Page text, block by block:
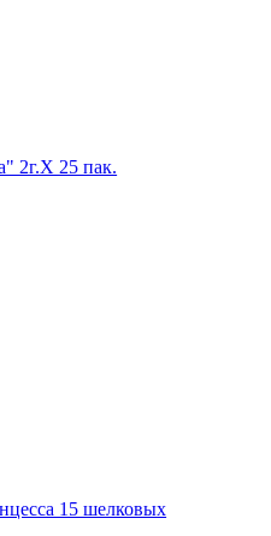
2г.Х 25 пак.
15 шелковых